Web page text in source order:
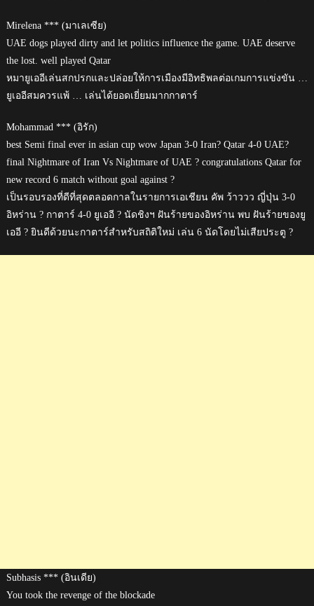
Mirelena *** (มาเลเซีย)
UAE dogs played dirty and let politics influence the game. UAE deserve
the lost. well played Qatar
หมายูเออีเล่นสกปรกและปล่อยให้การเมืองมีอิทธิพลต่อเกมการแข่งขัน …
ยูเออีสมควรแพ้ … เล่นได้ยอดเยี่ยมมากกาตาร์
Mohammad *** (อิรัก)
best Semi final ever in asian cup wow Japan 3-0 Iran? Qatar 4-0 UAE?
final Nightmare of Iran Vs Nightmare of UAE ? congratulations Qatar for
new record 6 match without goal against ?
เป็นรอบรองที่ดีที่สุดตลอดกาลในรายการเอเชียน คัพ ว้าววว ญี่ปุ่น 3-0
อิหร่าน ? กาตาร์ 4-0 ยูเออี ? นัดชิงฯ ฝันร้ายของอิหร่าน พบ ฝันร้ายของยู
เออี ? ยินดีด้วยนะกาตาร์สำหรับสถิติใหม่ เล่น 6 นัดโดยไม่เสียประตู ?
Subhasis *** (อินเดีย)
You took the revenge of the blockade